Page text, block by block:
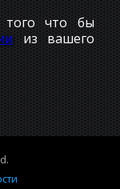
что бы
из вашего